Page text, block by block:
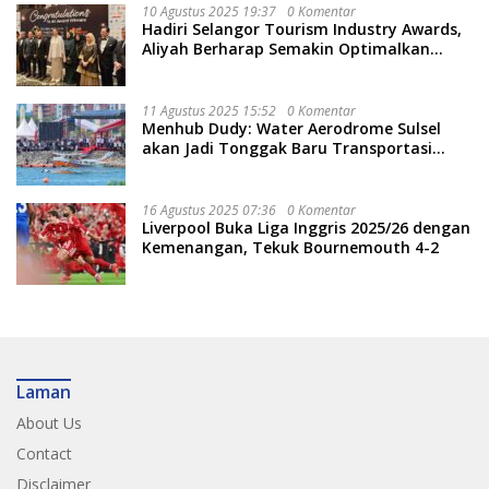
10 Agustus 2025 19:37 0 Komentar
Hadiri Selangor Tourism Industry Awards,
Aliyah Berharap Semakin Optimalkan
11 Agustus 2025 15:52 0 Komentar
Menhub Dudy: Water Aerodrome Sulsel
akan Jadi Tonggak Baru Transportasi
16 Agustus 2025 07:36 0 Komentar
Liverpool Buka Liga Inggris 2025/26 dengan
Kemenangan, Tekuk Bournemouth 4-2
Laman
About Us
Contact
Disclaimer